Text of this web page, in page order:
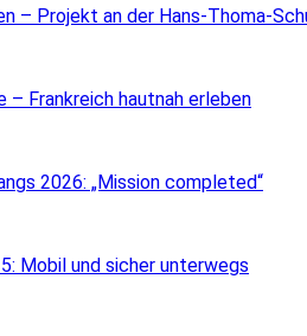
– Projekt an der Hans-Thoma-
– Frankreich hautnah erleben
2026: „Mission completed“
Mobil und sicher unterwegs